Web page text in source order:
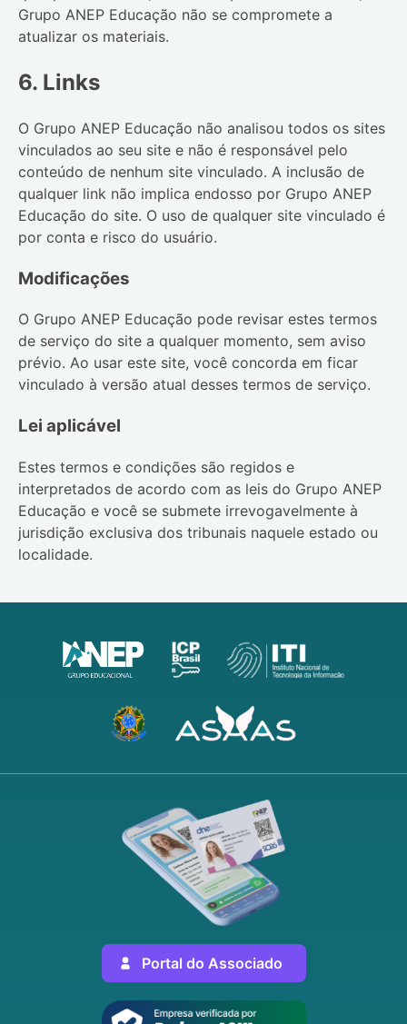
Grupo ANEP Educação não se compromete a
atualizar os materiais.
6. Links
O Grupo ANEP Educação não analisou todos os sites
vinculados ao seu site e não é responsável pelo
conteúdo de nenhum site vinculado. A inclusão de
qualquer link não implica endosso por Grupo ANEP
Educação do site. O uso de qualquer site vinculado é
por conta e risco do usuário.
Modificações
O Grupo ANEP Educação pode revisar estes termos
de serviço do site a qualquer momento, sem aviso
prévio. Ao usar este site, você concorda em ficar
vinculado à versão atual desses termos de serviço.
Lei aplicável
Estes termos e condições são regidos e
interpretados de acordo com as leis do Grupo ANEP
Educação e você se submete irrevogavelmente à
jurisdição exclusiva dos tribunais naquele estado ou
localidade.
Portal do Associado